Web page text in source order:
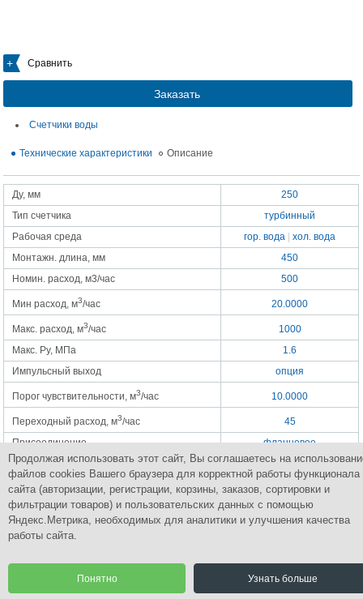
Сравнить
Заказать
Счетчики воды
Технические характеристики Описание
Ду, мм
250
Тип счетчика
турбинный
Рабочая среда
гор. вода |хол. вода
Монтажн. длина, мм
450
Номин. расход, м3/час
500
Мин расход, м3/час 20.0000
Макс. расход, м3/час
1000
Макс. Py, МПа
1.6
Импульсный выход
опция
Порог чувствительности, м3/час 10.0000
Переходный расход, м3/час
45
Присоединение
фланцевое
Рабочее положение
любое (счетный
механизм - вверх или под
наклоном 90º" )
Комплексное снабжение промышленным оборудованием
Разработка сайта | CoreGroup
Продолжая использовать этот сайт, Вы соглашаетесь на
файлов cookies Вашего браузера для корректной работы функционала
сайта (авторизации, регистрации, корзины, заказов, сортировки и
фильтрации товаров) и пользовательских данных с помощью
Яндекс.Метрика, необходимых для аналитики и улучшения качества
работы сайта.
Понятно Узнать больше